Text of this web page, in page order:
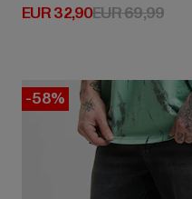
EUR 32,90
Derzeitiger Preis: EUR
EUR 69,99
-58%